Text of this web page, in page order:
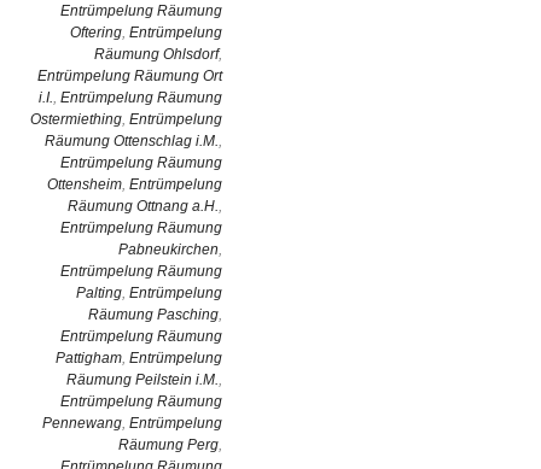
Entrümpelung Räumung
Oftering, Entrümpelung
Räumung Ohlsdorf,
Entrümpelung Räumung Ort
i.I., Entrümpelung Räumung
Ostermiething, Entrümpelung
Räumung Ottenschlag i.M.,
Entrümpelung Räumung
Ottensheim, Entrümpelung
Räumung Ottnang a.H.,
Entrümpelung Räumung
Pabneukirchen,
Entrümpelung Räumung
Palting, Entrümpelung
Räumung Pasching,
Entrümpelung Räumung
Pattigham, Entrümpelung
Räumung Peilstein i.M.,
Entrümpelung Räumung
Pennewang, Entrümpelung
Räumung Perg,